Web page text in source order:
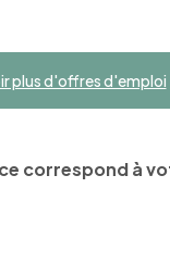
plus d'offres d'emploi
correspond à